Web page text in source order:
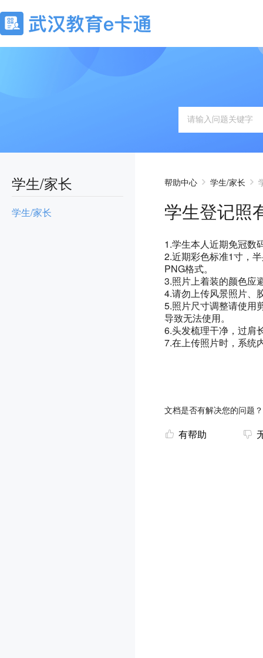
学生/家长
学生/家长
帮助中心 学生/家长
学生登记照
1.学生本人近期免冠数
2.近期彩色标准1寸，
PNG格式。
3.照片上着装的颜色应
4.请勿上传风景照片、
5.照片尺寸调整请使用
导致无法使用。
6.头发梳理干净，过肩
7.在上传照片时，系统
文档是否有解决您的问题？
有帮助